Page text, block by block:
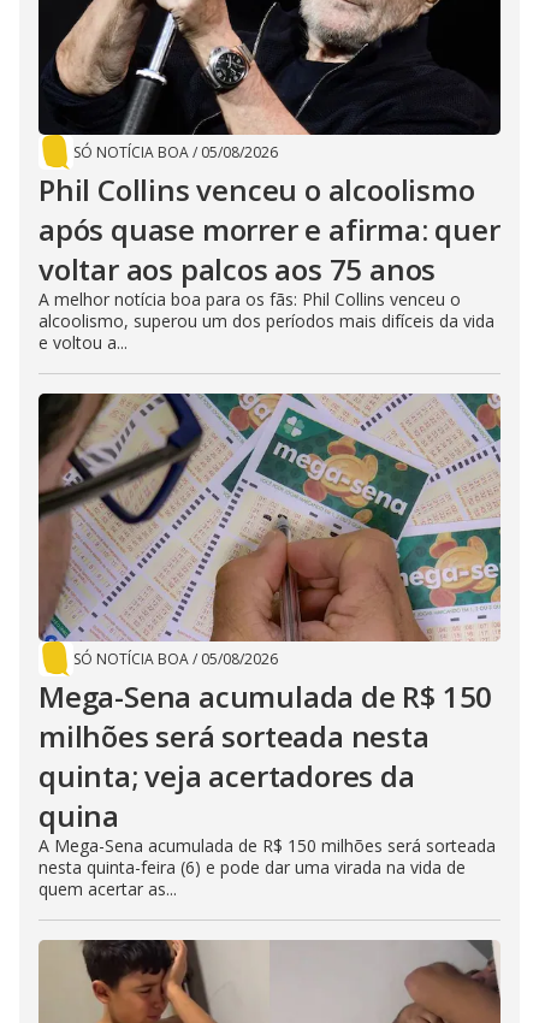
SÓ NOTÍCIA BOA/ 05/08/2026
Phil Collins venceu o alcoolismo
após quase morrer e afirma: quer
voltar aos palcos aos 75 anos
A melhor notícia boa para os fãs: Phil Collins venceu o
alcoolismo, superou um dos períodos mais difíceis da vida
e voltou a...
SÓ NOTÍCIA BOA/ 05/08/2026
Mega-Sena acumulada de R$ 150
milhões será sorteada nesta
quinta; veja acertadores da
quina
A Mega-Sena acumulada de R$ 150 milhões será sorteada
nesta quinta-feira (6) e pode dar uma virada na vida de
quem acertar as...